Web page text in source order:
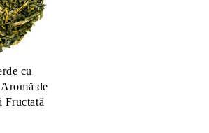
cu
de
Fructată